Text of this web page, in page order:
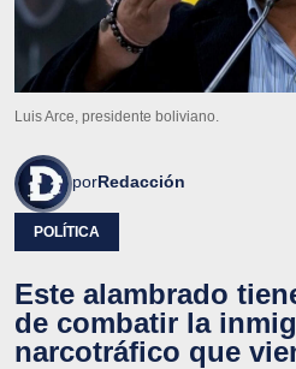
Luis Arce, presidente boliviano.
porRedacción
POLÍTICA
Este alambrado
de combatir la
narcotráfico que